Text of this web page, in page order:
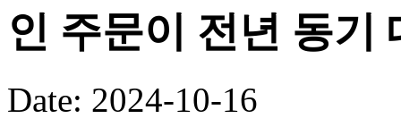
인 주문이 전년 동기
Date: 2024-10-16